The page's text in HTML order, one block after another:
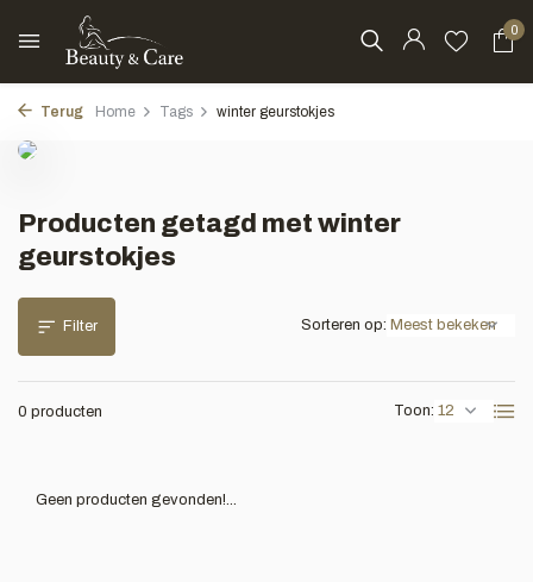
0
Terug Home Tags winter geurstokjes
Producten getagd met winter
geurstokjes
Filter
0 producten Toon:
Sorteren op:
Geen producten gevonden!...